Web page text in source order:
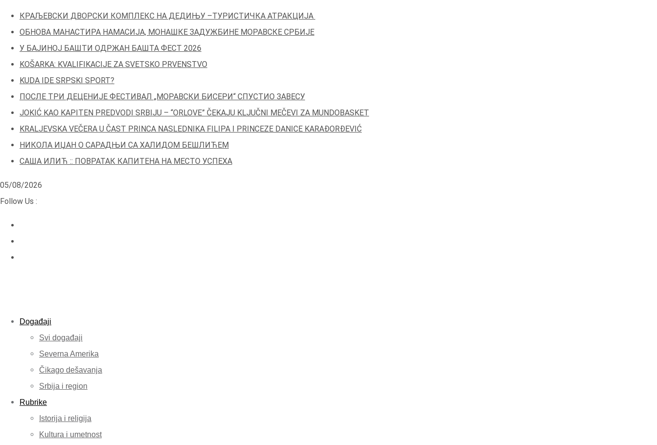
Skip
content
КРАЉЕВСКИ ДВОРСКИ КОМПЛЕКС НА ДЕДИЊУ –ТУРИСТИЧКА АТРАКЦИЈА
ОБНОВА МАНАСТИРА НАМАСИЈА, МОНАШКЕ ЗАДУЖБИНЕ МОРАВСКЕ СРБИЈЕ
У БАЈИНОЈ БАШТИ ОДРЖАН БАШТА ФЕСТ 2026
KOŠARKA: KVALIFIKACIJE ZA SVETSKO PRVENSTVO
KUDA IDE SRPSKI SPORT?
ПОСЛЕ ТРИ ДЕЦЕНИЈЕ ФЕСТИВАЛ „МОРАВСКИ БИСЕРИ“ СПУСТИО ЗАВЕСУ
JOKIĆ KAO KAPITEN PREDVODI SRBIJU – “ORLOVE” ČEKAJU KLJUČNI MEČEVI ZA MUNDOBASKET
KRALJEVSKA VEČERA U ČAST PRINCA NASLEDNIKA FILIPA I PRINCEZE DANICE KARAĐORĐEVIĆ
НИКОЛА ИЏАН О САРАДЊИ СА ХАЛИДОМ БЕШЛИЋЕМ
САША ИЛИЋ :: ПОВРАТАК КАПИТЕНА НА МЕСТО УСПЕХА
05/08/2026
Follow Us :
Događaji
Svi događaji
Severna Amerika
Čikago dešavanja
Srbija i region
Rubrike
Istorija i religija
Kultura i umetnost